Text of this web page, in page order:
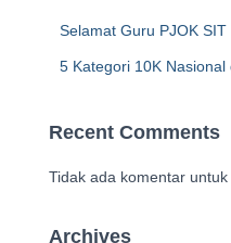
Selamat Guru PJOK
5 Kategori 10K Nasional
Recent Comments
Tidak ada komentar untuk
Archives